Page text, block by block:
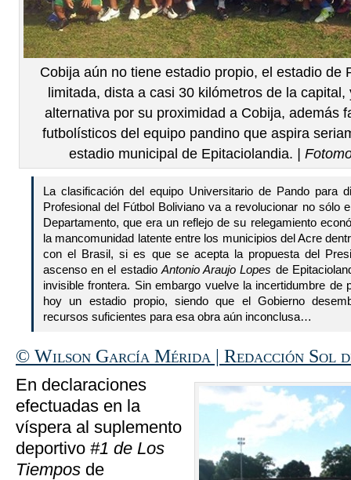
Cobija aún no tiene estadio propio, el estadio de
limitada, dista a casi 30 kilómetros de la
alternativa por su proximidad a Cobija, además
futbolísticos del equipo pandino que aspira
estadio municipal de Epitaciolandia.
|
La clasificación del equipo Universitario de Pando para
Profesional del Fútbol Boliviano va a revolucionar no sólo
Departamento, que era un reflejo de su relegamiento
la mancomunidad latente entre los municipios del Acre
con el Brasil, si es que se acepta la propuesta del
ascenso en el estadio Antonio Araujo Lopes de
invisible frontera. Sin embargo vuelve la incertidumbre de
hoy un estadio propio, siendo que el Gobierno
recursos suficientes para esa obra aún inconclusa…
© Wilson García Mérida | Redacción Sol
En declaraciones
efectuadas en la
víspera al suplemento
deportivo #1 de Los
Tiempos de